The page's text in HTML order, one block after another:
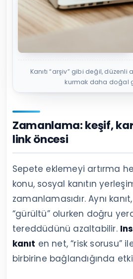
Kanıtı “arşiv” gibi değil,
kurmak daha doğal
Zamanlama: keşif,
link öncesi
Sepete eklemeyi artırma
konu, sosyal kanıtın
zamanlamasıdır. Aynı
“gürültü” olurken doğru
tereddüdünü azaltabilir.
kanıt en net, “risk sorusu”
birbirine bağlandığında